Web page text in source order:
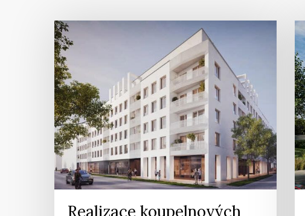
Realizace koupelnových